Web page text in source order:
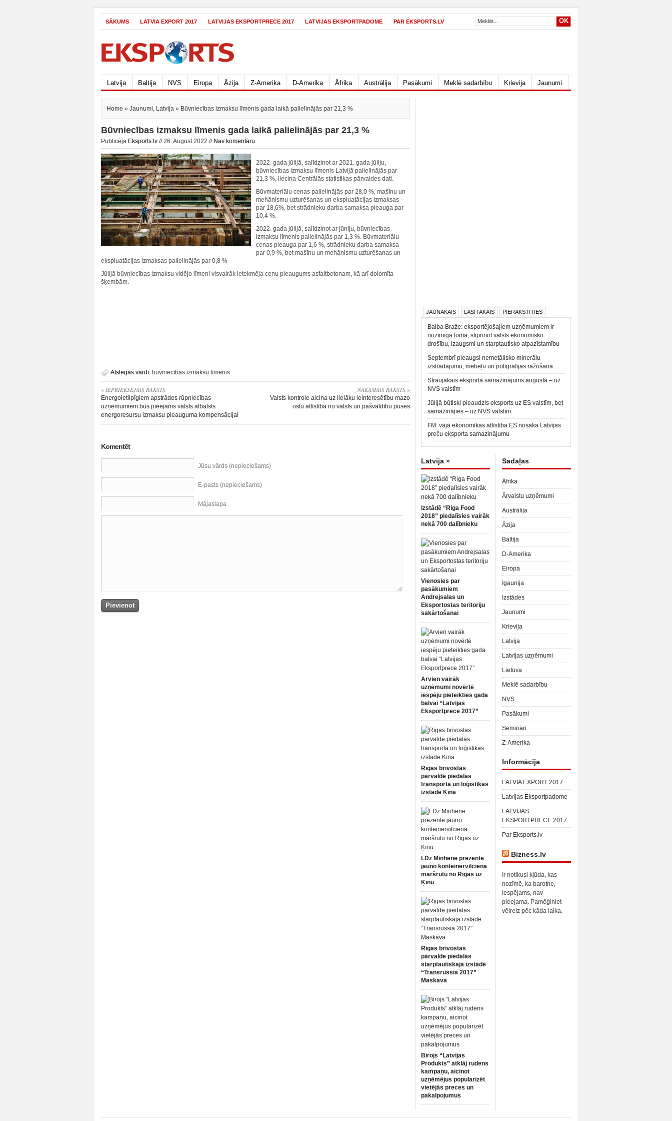
SĀKUMS LATVIA EXPORT 2017 LATVIJAS EKSPORTPRECE 2017 LATVIJAS EKSPORTPADOME PAR EKSPORTS.LV
Latvija Baltija NVS Eiropa Āzija Z-Amerika D-Amerika Āfrika Austrālija Pasākumi Meklē sadarbību Krievija Jaunumi
Home » Jaunumi, Latvija » Būvniecības izmaksu līmenis gada laikā palielinājās par 21,3 %
Būvniecības izmaksu līmenis gada laikā palielinājās par 21,3 %
Publicēja Eksports.lv // 26. August 2022 // Nav komentāru
2022. gada jūlijā, salīdzinot ar 2021. gada jūliju,
būvniecības izmaksu līmenis Latvijā palielinājās par
21,3 %, liecina Centrālās statistikas pārvaldes dati.
Būvmateriālu cenas palielinājās par 28,0 %, mašīnu un
mehānismu uzturēšanas un ekspluatācijas izmaksas –
par 18,6%, bet strādnieku darba samaksa pieauga par
10,4 %.
2022. gada jūlijā, salīdzinot ar jūniju, būvniecības
izmaksu līmenis palielinājās par 1,3 %. Būvmateriālu
cenas pieauga par 1,6 %, strādnieku darba samaksa –
par 0,9 %, bet mašīnu un mehānismu uzturēšanas un
ekspluatācijas izmaksas palielinājās par 0,8 %
Jūlijā būvniecības izmaksu vidējo līmeni visvairāk ietekmēja cenu pieaugums asfaltbetonam, kā arī dolomīta
šķembām.
Atslēgas vārdi: būvniecības izmaksu līmenis
« IEPRIEKŠĒJAIS RAKSTS
Energoietilpīgiem apstrādes rūpniecības
uzņēmumiem būs pieejams valsts atbalsts
energoresursu izmaksu pieauguma kompensācijai
NĀKAMAIS RAKSTS »
Valsts kontrole aicina uz lielāku ieinteresētību mazo
ostu attīstībā no valsts un pašvaldību puses
Komentēt
Jūsu vārds (nepieciešams)
E-pasts (nepieciešams)
Mājaslapa
JAUNĀKAIS LASĪTĀKAIS PIERAKSTĪTIES
Baiba Braže: eksportējošajiem uzņēmumiem ir
nozīmīga loma, stiprinot valsts ekonomisko
drošību, izaugsmi un starptautisko atpazīstamību
Septembrī pieaugsi nemetālisko minerālu
izstrādājumu, mēbeļu un poligrāfijas ražošana
Straujākais eksporta samazinājums augustā – uz
NVS valstīm
Jūlijā būtiski pieaudzis eksports uz ES valstīm, bet
samazinājies – uz NVS valstīm
FM: vājā ekonomikas attīstība ES nosaka Latvijas
preču eksporta samazinājumu
Latvija »
Izstādē “Riga Food
2018” piedalīsies vairāk
nekā 700 dalībnieku
Vienosies par
pasākumiem
Andrejsalas un
Eksportostas teritoriju
sakārtošanai
Arvien vairāk
uzņēmumi novērtē
iespēju pieteikties gada
balvai “Latvijas
Eksportprece 2017”
Rīgas brīvostas
pārvalde piedalās
transporta un loģistikas
izstādē Ķīnā
LDz Minhenē prezentē
jauno konteinervilciena
maršrutu no Rīgas uz
Ķīnu
Rīgas brīvostas
pārvalde piedalās
starptautiskajā izstādē
“Transrussia 2017”
Maskavā
Birojs “Latvijas
Produkts” atklāj rudens
kampaņu, aicinot
uzņēmējus popularizēt
vietējās preces un
pakalpojumus
Sadaļas
Āfrika
Ārvalstu uzņēmumi
Austrālija
Āzija
Baltija
D-Amerika
Eiropa
Igaunija
Izstādes
Jaunumi
Krievija
Latvija
Latvijas uzņēmumi
Lietuva
Meklē sadarbību
NVS
Pasākumi
Semināri
Z-Amerika
Informācija
LATVIA EXPORT 2017
Latvijas Eksportpadome
LATVIJAS
EKSPORTPRECE 2017
Par Eksports.lv
Bizness.lv
Ir notikusi kļūda, kas
nozīmē, ka barotne,
iespējams, nav
pieejama. Pamēģiniet
vēlreiz pēc kāda laika.